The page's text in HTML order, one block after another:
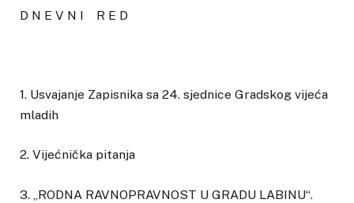
D N E V N I R E D
1. Usvajanje Zapisnika sa 24. sjednice Gradskog vijeća
mladih
2. Vijećnička pitanja
3. „RODNA RAVNOPRAVNOST U GRADU LABINU“.